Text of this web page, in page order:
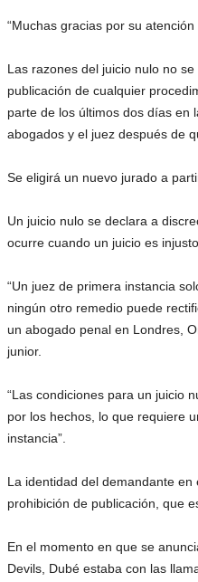
“Muchas gracias por su
Las razones del juicio nulo no
publicación de cualquier
parte de los últimos dos días en
abogados y el juez después de
Se eligirá un nuevo jurado a
Un juicio nulo se declara a
ocurre cuando un juicio es
“Un juez de primera instancia
ningún otro remedio puede
un abogado penal en Londres,
junior.
“Las condiciones para un juicio
por los hechos, lo que requiere
instancia”.
La identidad del demandante
prohibición de publicación, que
En el momento en que se
Devils, Dubé estaba con las